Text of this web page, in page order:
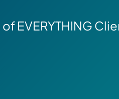
EVERYTHING